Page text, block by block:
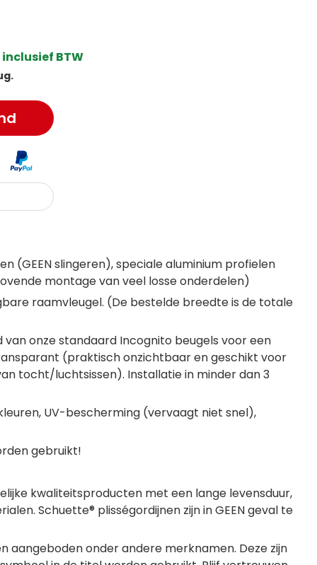
BTW
(GEEN slingeren), speciale aluminium profielen
montage van veel losse onderdelen)
raamvleugel. (De bestelde breedte is de totale
van onze standaard Incognito beugels voor een
(praktisch onzichtbaar en geschikt voor
tocht/luchtsissen). Installatie in minder dan 3
UV-bescherming (vervaagt niet snel),
gebruikt!
kwaliteitsproducten met een lange levensduur,
Schuette® plisségordijnen zijn in GEEN geval te
aangeboden onder andere merknamen. Deze zijn